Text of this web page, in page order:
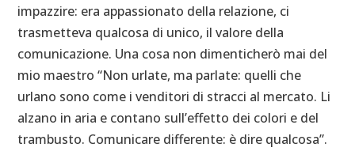
impazzire: era appassionato della relazione, ci
trasmetteva qualcosa di unico, il valore della
comunicazione. Una cosa non dimenticherò mai del
mio maestro “Non urlate, ma parlate: quelli che
urlano sono come i venditori di stracci al mercato. Li
alzano in aria e contano sull’effetto dei colori e del
trambusto. Comunicare differente: è dire qualcosa”.